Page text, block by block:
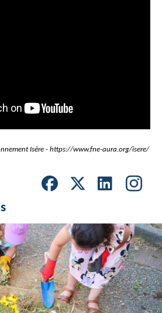
Isère - https://www.fne-aura.org/isere/